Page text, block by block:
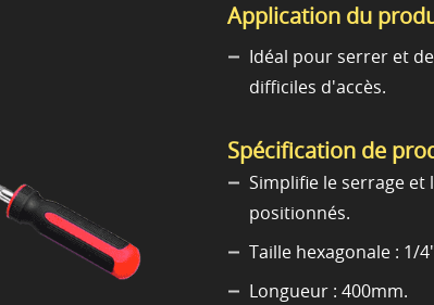
Application du
Idéal pour serrer et
difficiles d'accès.
Spécification de
Simplifie le serrage et
positionnés.
Taille hexagonale : 1/
Longueur : 400mm.